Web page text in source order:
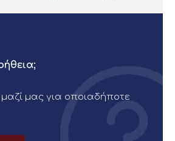
μαζί μας για οποιαδήποτε